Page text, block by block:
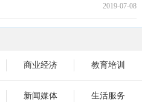
2019-07-08
商业经济 教育培训
新闻媒体 生活服务